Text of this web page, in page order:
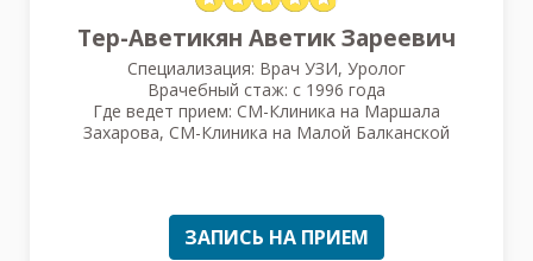
Тер-Аветикян Аветик Зареевич
Специализация: Врач УЗИ, Уролог
Врачебный стаж: с 1996 года
Где ведет прием: СМ-Клиника на Маршала
Захарова, СМ-Клиника на Малой Балканской
ЗАПИСЬ НА ПРИЕМ